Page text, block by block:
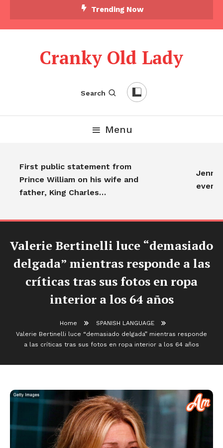
Trending Now
Cranky Old Lady
Search
Menu
First public statement from
Prince William on his wife and
father, King Charles…
Valerie Bertinelli luce “demasiado
delgada” mientras responde a las
críticas tras sus fotos en ropa
interior a los 64 años
Home
SPANISH LANGUAGE
Valerie Bertinelli luce “demasiado delgada” mientras responde
a las críticas tras sus fotos en ropa interior a los 64 años